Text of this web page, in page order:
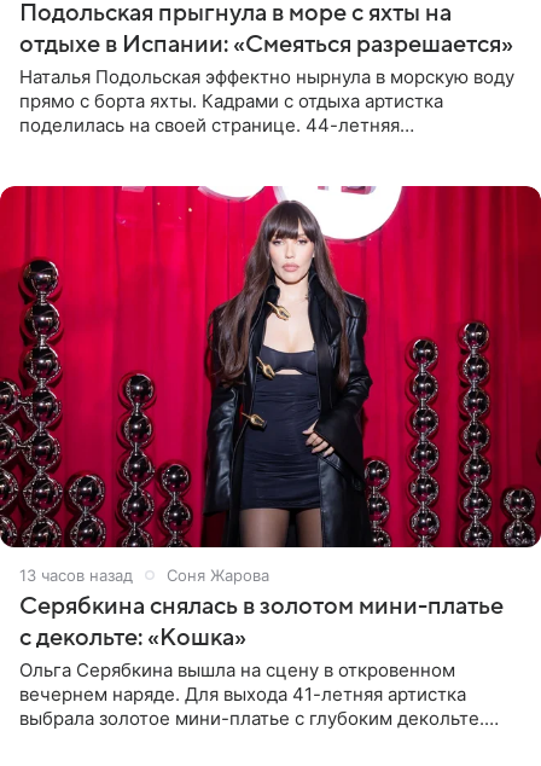
Подольская прыгнула в море с яхты на
отдыхе в Испании: «Смеяться разрешается»
Наталья Подольская эффектно нырнула в морскую воду
прямо с борта яхты. Кадрами с отдыха артистка
поделилась на своей странице. 44-летняя
13 часов назад Соня Жарова
Серябкина снялась в золотом мини-платье
с декольте: «Кошка»
Ольга Серябкина вышла на сцену в откровенном
вечернем наряде. Для выхода 41-летняя артистка
выбрала золотое мини-платье с глубоким декольте.